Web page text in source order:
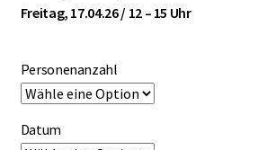
Freitag, 17.04.26 / 12 – 15 Uhr
Personenanzahl
Datum